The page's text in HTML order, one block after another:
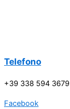
Telefono
+39 338 594 3679
Facebook